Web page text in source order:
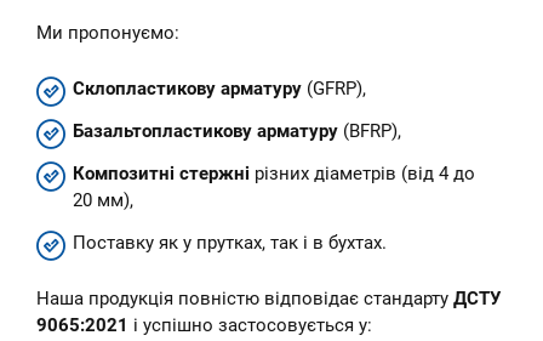
Ми пропонуємо:
Склопластикову арматуру (GFRP),
Базальтопластикову арматуру (BFRP),
Композитні стержні різних діаметрів (від 4 до
20 мм),
Поставку як у прутках, так і в бухтах.
Наша продукція повністю відповідає стандарту ДСТУ
9065:2021 і успішно застосовується у: